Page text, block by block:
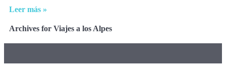
Leer más »
Archives for Viajes a los Alpes